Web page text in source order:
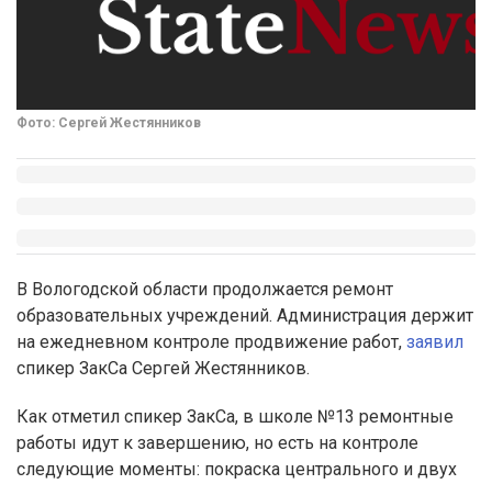
Фото: Сергей Жестянников
В Вологодской области продолжается ремонт
образовательных учреждений. Администрация держит
на ежедневном контроле продвижение работ, заявил
спикер ЗакСа Сергей Жестянников.
Как отметил спикер ЗакСа, в школе №13 ремонтные
работы идут к завершению, но есть на контроле
следующие моменты: покраска центрального и двух